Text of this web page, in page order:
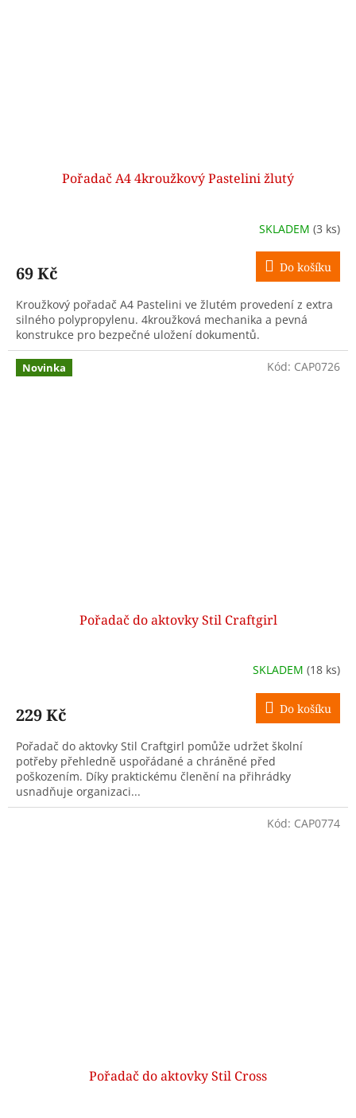
Pořadač A4 4kroužkový Pastelini žlutý
SKLADEM (3 ks)
69 Kč Do košíku
Kroužkový pořadač A4 Pastelini ve žlutém provedení z extra
silného polypropylenu. 4kroužková mechanika a pevná
konstrukce pro bezpečné uložení dokumentů.
Novinka
Pořadač do aktovky Stil Craftgirl
SKLADEM (18 ks)
229 Kč Do košíku
Pořadač do aktovky Stil Craftgirl pomůže udržet školní
potřeby přehledně uspořádané a chráněné před
poškozením. Díky praktickému členění na přihrádky
usnadňuje organizaci...
Kód: CAP0726
Pořadač do aktovky Stil Cross
Kód: CAP0774